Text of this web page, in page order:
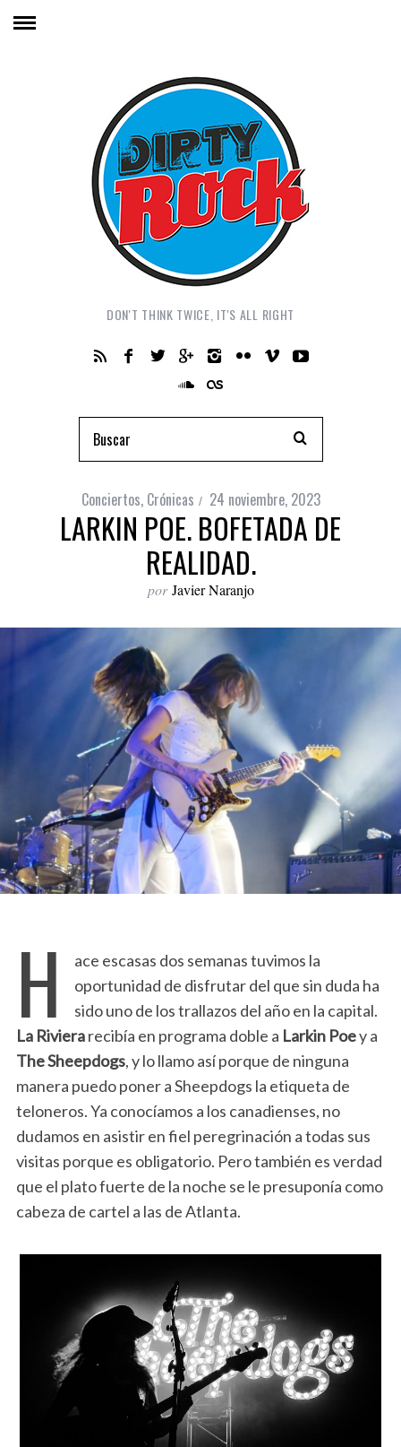
DON'T THINK TWICE, IT'S ALL RIGHT
Conciertos, Crónicas 24 noviembre, 2023
LARKIN POE. BOFETADA DE
REALIDAD.
por Javier Naranjo
H
ace escasas dos semanas tuvimos la
oportunidad de disfrutar del que sin duda ha
sido uno de los trallazos del año en la capital.
La Rivierarecibía en programa doble a Larkin Poey a
The Sheepdogs, y lo llamo así porque de ninguna
manera puedo poner a Sheepdogs la etiqueta de
teloneros. Ya conocíamos a los canadienses, no
dudamos en asistir en fiel peregrinación a todas sus
visitas porque es obligatorio. Pero también es verdad
que el plato fuerte de la noche se le presuponía como
cabeza de cartel a las de Atlanta.